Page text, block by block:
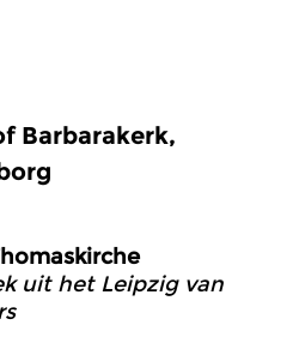
Barbarakerk,
uit het Leipzig van